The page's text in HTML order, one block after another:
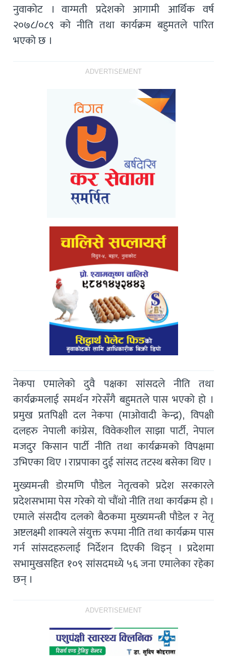
नुवाकोट । वाग्मती प्रदेशको आगामी आर्थिक वर्ष
२०७८/०८९ को नीति तथा कार्यक्रम बहुमतले पारित
भएको छ ।
ADVERTISEMENT
नेकपा एमालेको दुवै पक्षका सांसदले नीति तथा
कार्यक्रमलाई समर्थन गरेसँगै बहुमतले पास भएको हो ।
प्रमुख प्रतपिक्षी दल नेकपा (माओवादी केन्द्र), विपक्षी
दलहरु नेपाली कांग्रेस, विवेकशील साझा पार्टी, नेपाल
मजदुर किसान पार्टी नीति तथा कार्यक्रमको विपक्षमा
उभिएका थिए । राप्रपाका दुई सांसद तटस्थ बसेका थिए ।
मुख्यमन्त्री डोरमणि पौडेल नेतृत्वको प्रदेश सरकारले
प्रदेशसभामा पेस गरेको यो चौंथो नीति तथा कार्यक्रम हो ।
एमाले संसदीय दलको बैठकमा मुख्यमन्त्री पौडेल र नेतृ
अष्टलक्ष्मी शाक्यले संयुक्त रूपमा नीति तथा कार्यक्रम पास
गर्न सांसदहरुलाई निर्देशन दिएकी थिइन् । प्रदेशमा
सभामुखसहित १०९ सांसदमध्ये ५६ जना एमालेका रहेका
छन् ।
ADVERTISEMENT